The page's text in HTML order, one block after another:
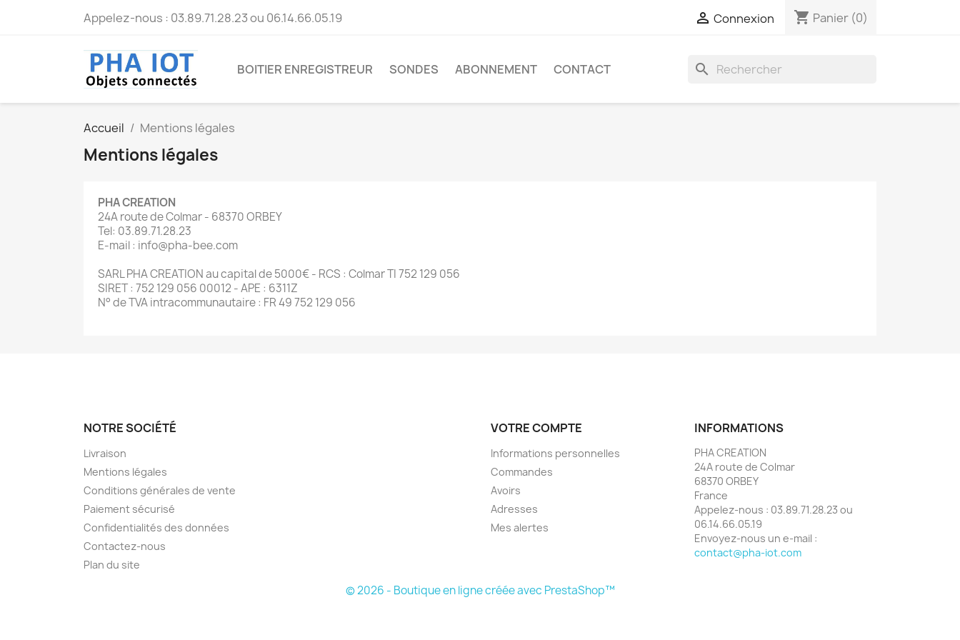
Appelez-nous : 03.89.71.28.23 ou 06.14.66.05.19  Connexion shopping_cart Panier (0)
BOITIER ENREGISTREUR SONDES ABONNEMENT CONTACT search
Accueil Mentions légales
Mentions légales
PHA CREATION
24A route de Colmar - 68370 ORBEY
Tel: 03.89.71.28.23
E-mail : info@pha-bee.com
SARL PHA CREATION au capital de 5000€ - RCS : Colmar TI 752 129 056
SIRET : 752 129 056 00012 - APE : 6311Z
N° de TVA intracommunautaire : FR 49 752 129 056
NOTRE SOCIÉTÉ
Livraison
Mentions légales
Conditions générales de vente
Paiement sécurisé
Confidentialités des données
Contactez-nous
Plan du site
VOTRE COMPTE
Informations personnelles
Commandes
Avoirs
Adresses
Mes alertes
INFORMATIONS
PHA CREATION
24A route de Colmar
68370 ORBEY
France
Appelez-nous : 03.89.71.28.23 ou
06.14.66.05.19
Envoyez-nous un e-mail :
contact@pha-iot.com
© 2026 - Boutique en ligne créée avec PrestaShop™